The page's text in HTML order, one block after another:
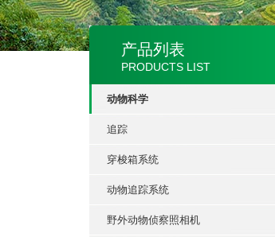
产品列表
PRODUCTS LIST
动物科学
追踪
穿梭箱系统
动物追踪系统
野外动物侦察照相机